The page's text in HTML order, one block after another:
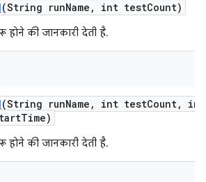
(String runName , int testCount)
की जानकारी देती है.
(String runName , int testCount,
int
Time)
की जानकारी देती है.